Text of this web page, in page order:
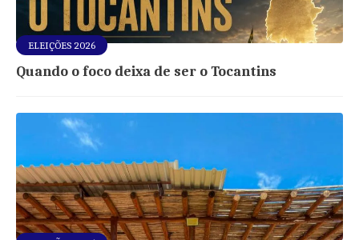
ELEIÇÕES 2026
Quando o foco deixa de ser o Tocantins